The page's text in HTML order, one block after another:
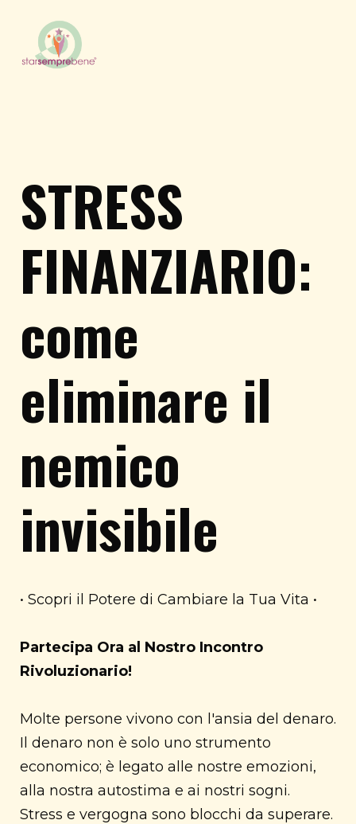
STRESS
FINANZIARIO:
come
eliminare il
nemico
invisibile
• Scopri il Potere di Cambiare la Tua Vita •
Partecipa Ora al Nostro Incontro
Rivoluzionario!
Molte persone vivono con l'ansia del denaro.
Il denaro non è solo uno strumento
economico; è legato alle nostre emozioni,
alla nostra autostima e ai nostri sogni.
Stress e vergogna sono blocchi da superare.